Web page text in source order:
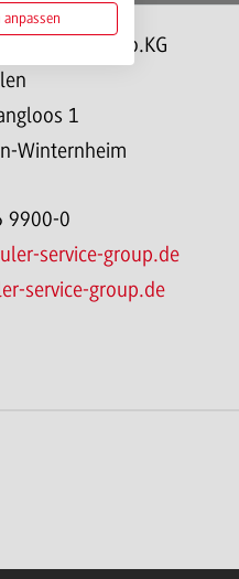
GmbH & Co.KG
1
Winternheim
9900-0
service-group.de
service-group.de
anpassen